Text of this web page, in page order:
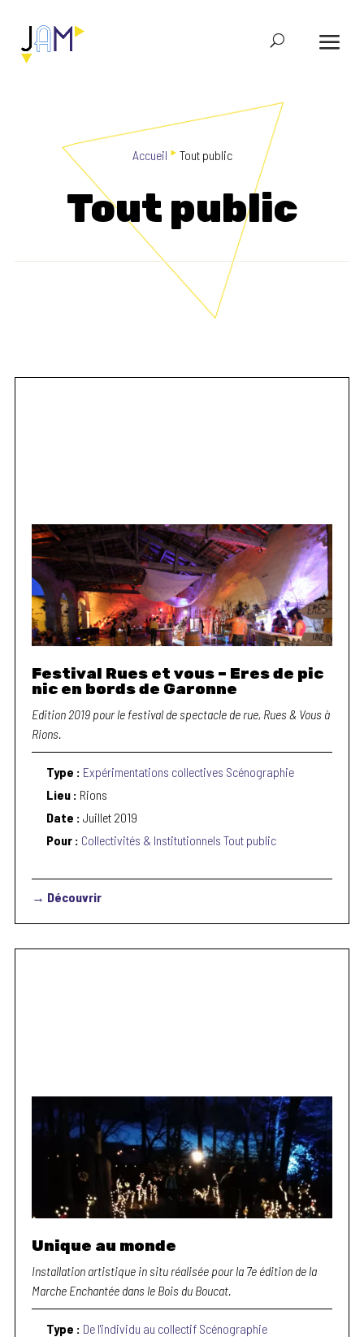
Accueil ‣ Tout public
Tout public
Festival Rues et vous – Eres de pic
nic en bords de Garonne
Edition 2019 pour le festival de spectacle de rue, Rues & Vous à
Rions.
Type : Expérimentations collectives Scénographie
Lieu : Rions
Date : Juillet 2019
Pour : Collectivités & Institutionnels Tout public
→ Découvrir
Unique au monde
Installation artistique in situ réalisée pour la 7e édition de la
Marche Enchantée dans le Bois du Boucat.
Type : De l'individu au collectif Scénographie